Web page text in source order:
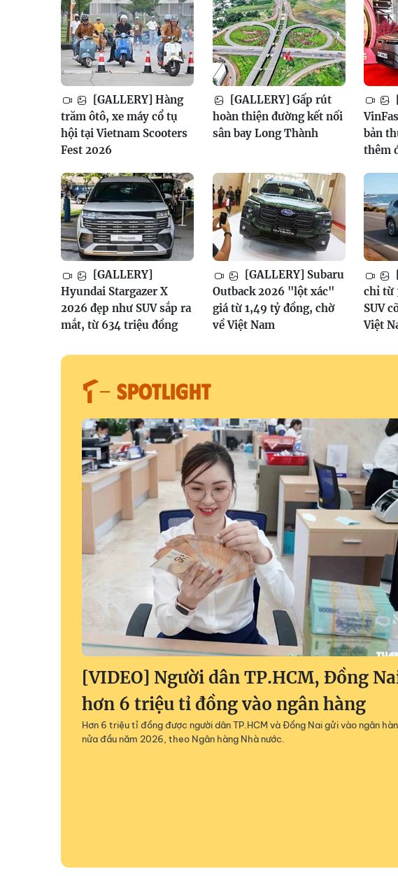
[GALLERY] Hàng
trăm ôtô, xe máy cổ tụ
hội tại Vietnam Scooters
Fest 2026
[GALLERY] Gấp rút
hoàn thiện đường kết nối
sân bay Long Thành
bản
thêm
[GALLERY]
Hyundai Stargazer X
2026 đẹp như SUV sắp ra
mắt, từ 634 triệu đồng
[GALLERY] Subaru
Outback 2026 "lột xác"
giá từ 1,49 tỷ đồng, chờ
về Việt Nam
chỉ từ
SUV
Việt
SPOTLIGHT
[VIDEO] Người dân TP.HCM, Đồng
hơn 6 triệu tỉ đồng vào ngân hàng
Hơn 6 triệu tỉ đồng được người dân TP.HCM và Đồng Nai gửi vào ngân
nửa đầu năm 2026, theo Ngân hàng Nhà nước.